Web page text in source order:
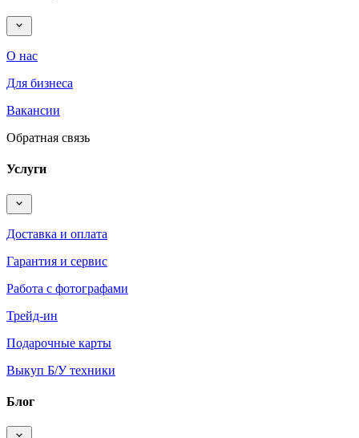
О нас
Для бизнеса
Вакансии
Обратная связь
Услуги
Доставка и оплата
Гарантия и сервис
Работа с фотографами
Трейд-ин
Подарочные карты
Выкуп Б/У техники
Блог